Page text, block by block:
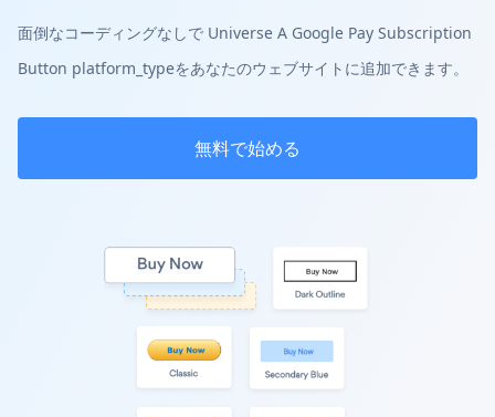
面倒なコーディングなしで Universe A Google Pay Subscription
Button platform_typeをあなたのウェブサイトに追加できます。
無料で始める